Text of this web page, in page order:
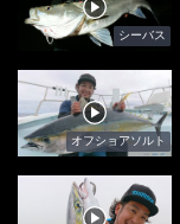
シーバス
オフショアソルト